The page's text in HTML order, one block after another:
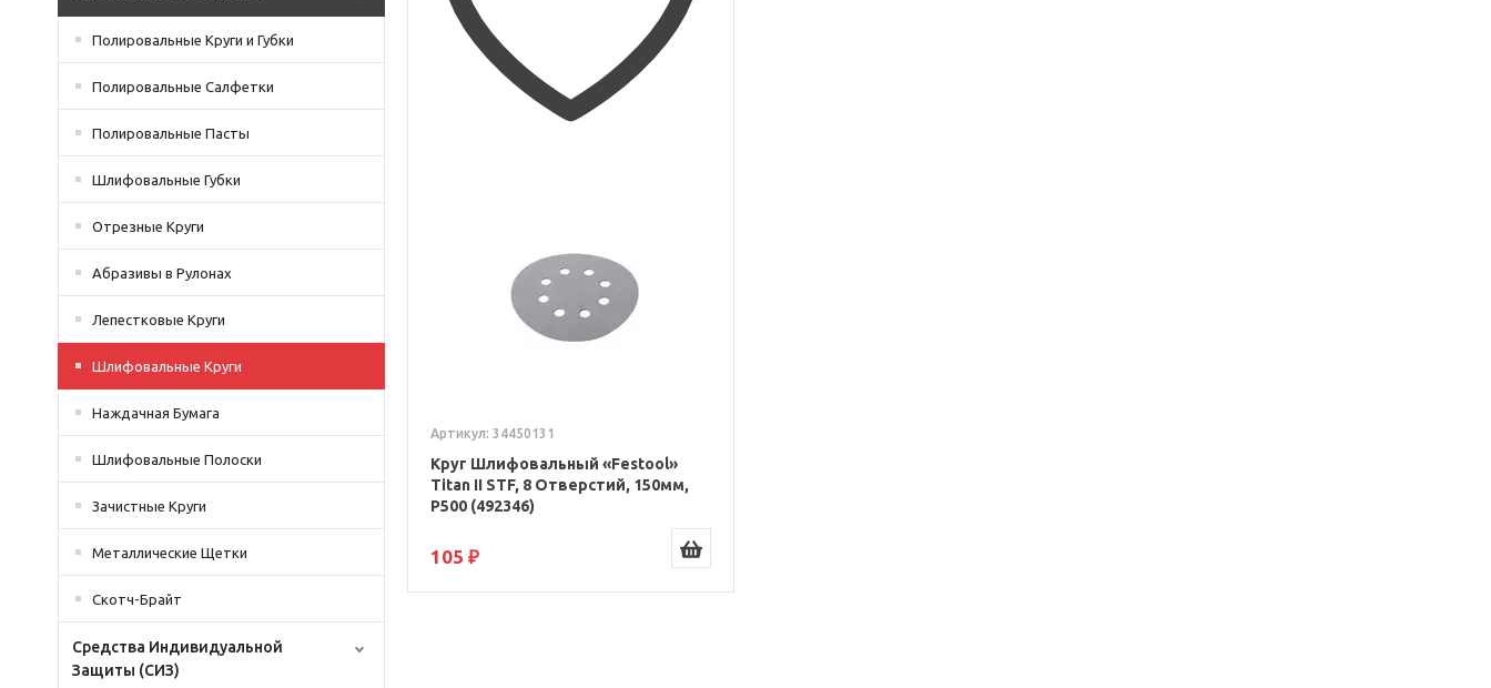
Полировальные Круги и Губки
Полировальные Салфетки
Полировальные Пасты
Шлифовальные Губки
Отрезные Круги
Абразивы в Рулонах
Лепестковые Круги
Шлифовальные Круги
Наждачная Бумага
Шлифовальные Полоски
Зачистные Круги
Металлические Щетки
Скотч-Брайт
Средства Индивидуальной
Защиты (СИЗ)
Артикул: 34450131
Круг Шлифовальный «Festool»
Titan II STF, 8 Отверстий, 150мм,
P500 (492346)
105 ₽